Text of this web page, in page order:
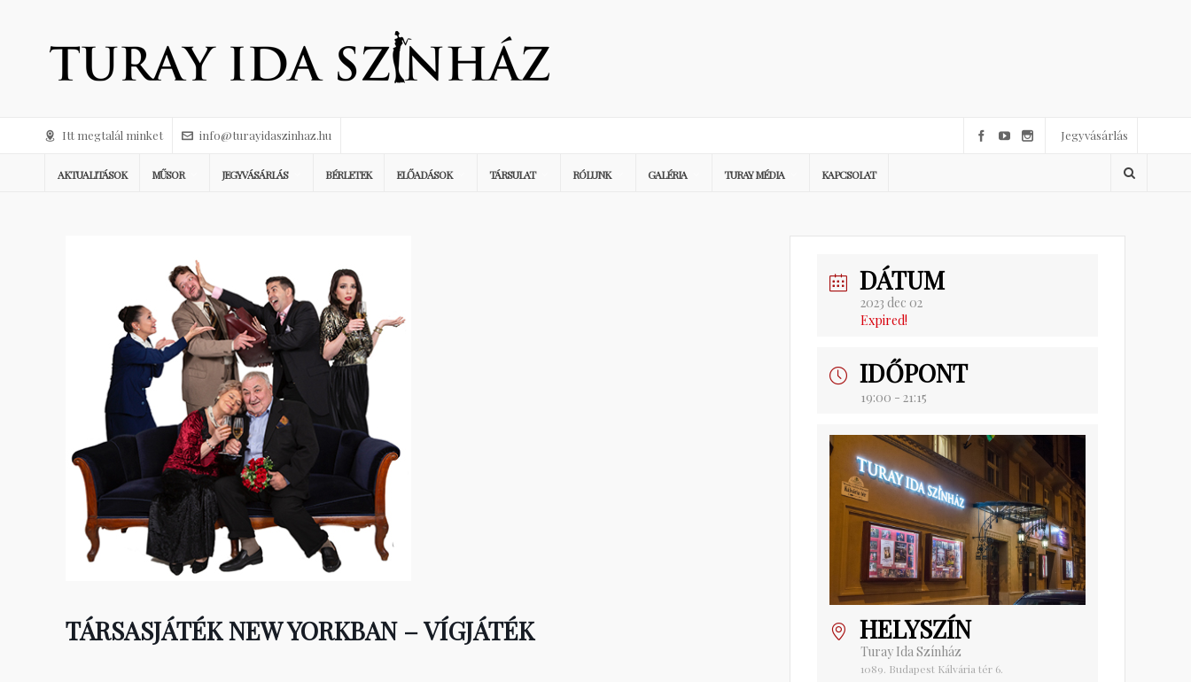
Itt megtalál minket info@turayidaszinhaz.hu Jegyvásárlás
AKTUALITÁSOK MŰSOR JEGYVÁSÁRLÁS BÉRLETEK ELŐADÁSOK TÁRSULAT RÓLUNK GALÉRIA TURAY MÉDIA KAPCSOLAT
TÁRSASJÁTÉK NEW YORKBAN – VÍGJÁTÉK
DÁTUM
2023 dec 02
Expired!
IDŐPONT
19:00 - 21:15
HELYSZÍN
Turay Ida Színház
1089. Budapest Kálvária tér 6.